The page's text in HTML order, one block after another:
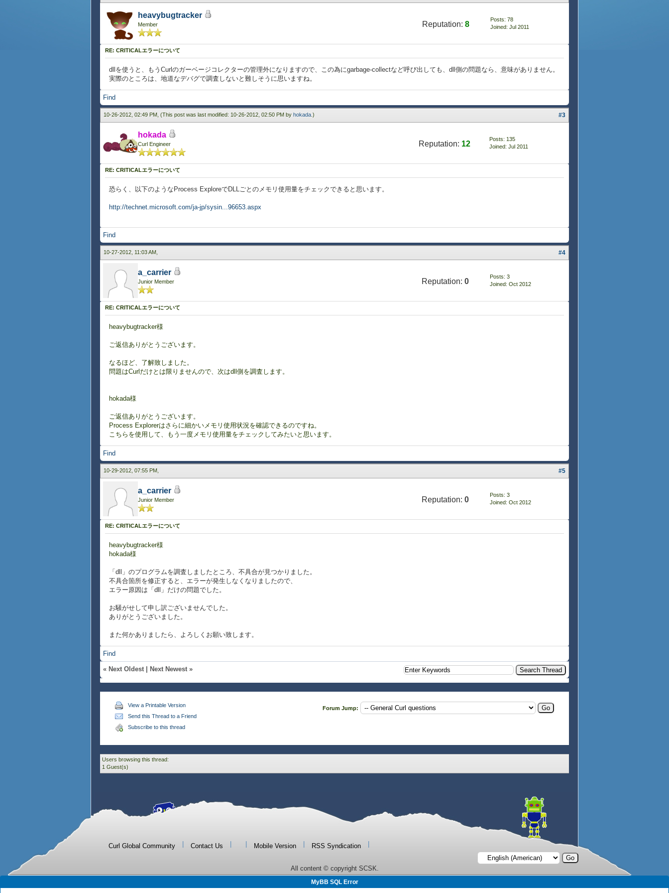
heavybugtracker
Member Reputation: 8
Posts: 78
Joined: Jul 2011
RE: CRITICALエラーについて
dllを使うと、もうCurlのガーベージコレクターの管理外になりますので、この為にgarbage-collectなど呼び出しても、dll側の問題なら、意味がありません。
実際のところは、地道なデバグで調査しないと難しそうに思いますね。
Find
10-26-2012, 02:49 PM, (This post was last modified: 10-26-2012, 02:50 PM by hokada .) #3
hokada
Curl Engineer Reputation: 12
Posts: 135
Joined: Jul 2011
RE: CRITICALエラーについて
恐らく、以下のようなProcess ExploreでDLLごとのメモリ使用量をチェックできると思います。
http://technet.microsoft.com/ja-jp/sysin...96653.aspx
Find
10-27-2012, 11:03 AM, #4
a_carrier
Junior Member Reputation: 0
Posts: 3
Joined: Oct 2012
RE: CRITICALエラーについて
heavybugtracker様
ご返信ありがとうございます。
なるほど、了解致しました。
問題はCurlだけとは限りませんので、次はdll側を調査します。
hokada様
ご返信ありがとうございます。
Process Explorerはさらに細かいメモリ使用状況を確認できるのですね。
こちらを使用して、もう一度メモリ使用量をチェックしてみたいと思います。
Find
10-29-2012, 07:55 PM, #5
a_carrier
Junior Member Reputation: 0
Posts: 3
Joined: Oct 2012
RE: CRITICALエラーについて
heavybugtracker様
hokada様
「dll」のプログラムを調査しましたところ、不具合が見つかりました。
不具合箇所を修正すると、エラーが発生しなくなりましたので、
エラー原因は「dll」だけの問題でした。
お騒がせして申し訳ございませんでした。
ありがとうございました。
また何かありましたら、よろしくお願い致します。
Find
« Next Oldest Next Newest »
View a Printable Version
Send this Thread to a Friend
Subscribe to this thread
Forum Jump:
Users browsing this thread:
1 Guest(s)
Curl Global Community Contact Us Mobile Version RSS Syndication
All content © copyright SCSK.
MyBB SQL Error